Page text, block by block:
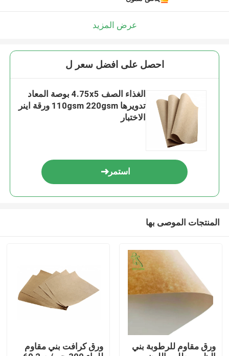
عرض المزيد
احصل على افضل سعر ل
الغذاء الصف 4.75x5 بوصة المعاد
تدويرها 110gsm 220gsm ورقة اينر
الاختبار
استمر
المنتجات الموصى بها
ورق مقاوم للرطوبة بني
ورق كرافت بني مقاوم